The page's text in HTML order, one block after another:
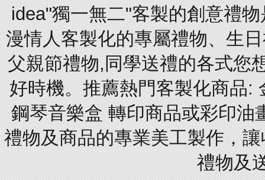
idea"獨一無二"客製的創意禮
漫情人客製化的專屬禮物、生
父親節禮物,同學送禮的各式您
好時機。推薦熱門客製化商品:
鋼琴音樂盒 轉印商品或彩印油
禮物及商品的專業美工製作，
禮物及